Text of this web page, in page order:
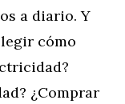
a diario. Y
cómo
¿Comprar